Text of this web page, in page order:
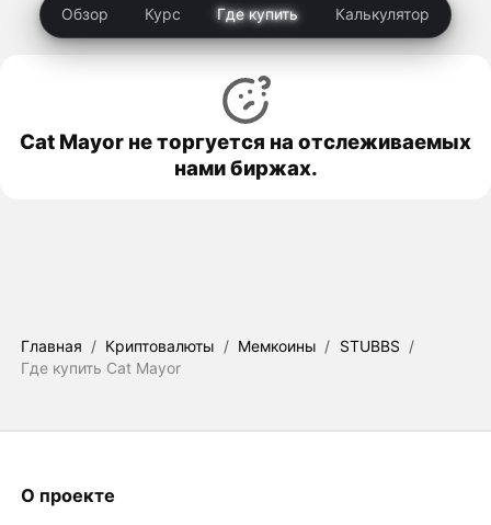
Обзор Курс Где купить Калькулятор
Cat Mayor не торгуется на отслеживаемых
нами биржах.
Главная / Криптовалюты / Мемкоины / STUBBS /
Где купить Cat Mayor
О проекте